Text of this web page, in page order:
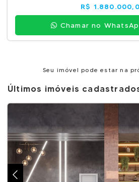
R$
Chamar no
Seu imóvel pode estar na
Últimos imóveis